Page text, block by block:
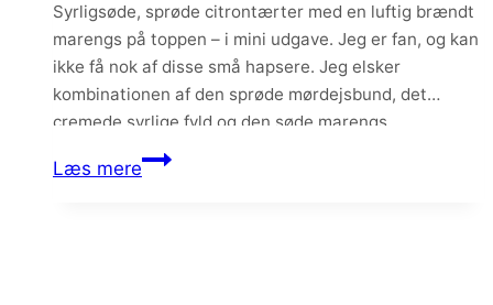
Syrligsøde, sprøde citrontærter med en luftig brændt
marengs på toppen – i mini udgave. Jeg er fan, og kan
ikke få nok af disse små hapsere. Jeg elsker
kombinationen af den sprøde mørdejsbund, det
cremede syrlige fyld og den søde marengs.
Læs mereCitrontærte